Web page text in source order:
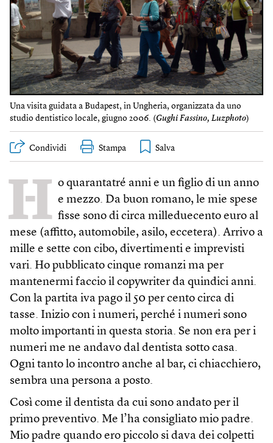
Una visita guidata a Budapest, in Ungheria, organizzata da uno
studio dentistico locale, giugno 2006. (Gughi Fassino, Luzphoto)
Condividi Stampa
H o quarantatré anni e un figlio di un anno
e mezzo. Da buon romano, le mie spese
fisse sono di circa milleduecento euro al
mese (affitto, automobile, asilo, eccetera). Arrivo a
mille e sette con cibo, divertimenti e imprevisti
vari. Ho pubblicato cinque romanzi ma per
mantenermi faccio il copywriter da quindici anni.
Con la partita iva pago il 50 per cento circa di
tasse. Inizio con i numeri, perché i numeri sono
molto importanti in questa storia. Se non era per i
numeri me ne andavo dal dentista sotto casa.
Ogni tanto lo incontro anche al bar, ci chiacchiero,
sembra una persona a posto.
Così come il dentista da cui sono andato per il
primo preventivo. Me l’ha consigliato mio padre.
Mio padre quando ero piccolo si dava dei colpetti